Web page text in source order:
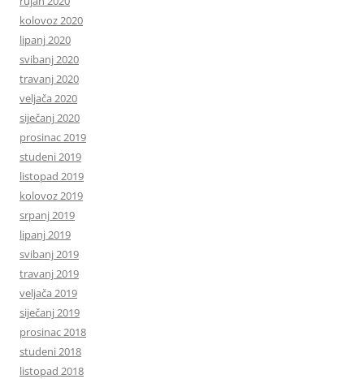
kolovoz 2020
lipanj 2020
svibanj 2020
travanj 2020
veljača 2020
siječanj 2020
prosinac 2019
studeni 2019
listopad 2019
kolovoz 2019
srpanj 2019
lipanj 2019
svibanj 2019
travanj 2019
veljača 2019
siječanj 2019
prosinac 2018
studeni 2018
listopad 2018